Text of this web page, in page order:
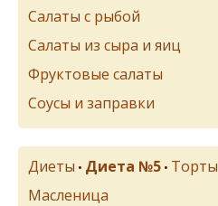
Салаты с рыбой
Салаты из сыра и яиц
Фруктовые салаты
Соусы и заправки
Диеты • Диета №5 • Торты
Масленица